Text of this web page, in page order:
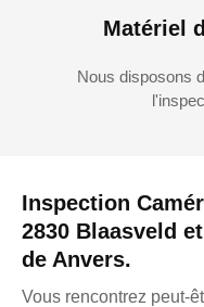
Inspection
2830 Blaasveld
de Anvers.
Vous rencontrez peut-
Matériel
Nous disposons